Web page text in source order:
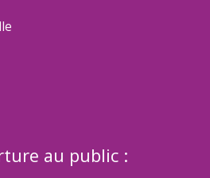
au public :